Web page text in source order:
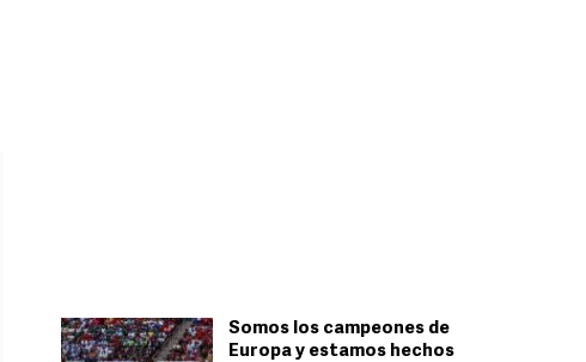
Somos los campeones de
Europa y estamos hechos